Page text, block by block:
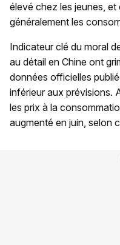
élevé chez les jeunes,
généralement les
Indicateur clé du moral
au détail en Chine ont
données officielles
inférieur aux prévisions.
les prix à la
augmenté en juin, selon